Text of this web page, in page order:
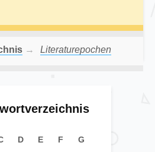
→ Literaturepochen
D E F G